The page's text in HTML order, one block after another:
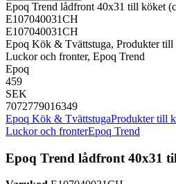
Epoq Trend lådfront 40x31 till köket
E107040031CH
E107040031CH
Epoq Kök & Tvättstuga, Produkter till
Luckor och fronter, Epoq Trend
Epoq
459
SEK
7072779016349
Epoq Kök & TvättstugaProdukter till
Luckor och fronterEpoq Trend
Epoq Trend lådfront 40x31